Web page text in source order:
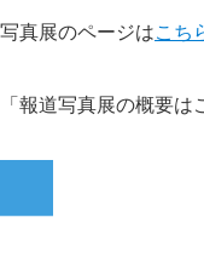
真展のページはこち
報道写真展の概要